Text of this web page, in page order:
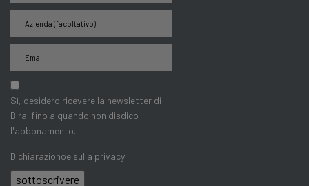
Sì, desidero ricevere la newsletter di
Biral fino a quando non disdico
l'abbonamento.
Dichiarazionoe sulla privacy
sottoscrivere